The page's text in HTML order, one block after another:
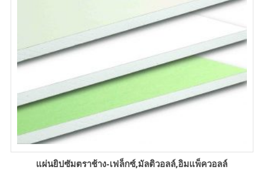
แผ่นยิปซัมตราช้าง-เฟล็กซ์,มัลติวอลล์,อิมแพ็ควอลล์